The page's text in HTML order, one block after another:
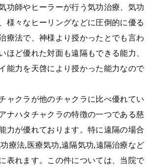
功師やヒーラーが行う気功治療、気功
様々なヒーリングなどに圧倒的に優る
療法で、神様より授かったとでも言わ
ほど優れた対面も遠隔もできる能力、
能力を天啓により授かった能力なので
ャクラが他のチャクラに比べ優れてい
ナハタチャクラの特徴の一つである慈
力が優れております。特に遠隔の場合
療法,医療気功,遠隔気功,遠隔治療など
表れます。この件については、当院で